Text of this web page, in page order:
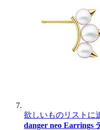
欲しいものリストに
danger neo Earrings